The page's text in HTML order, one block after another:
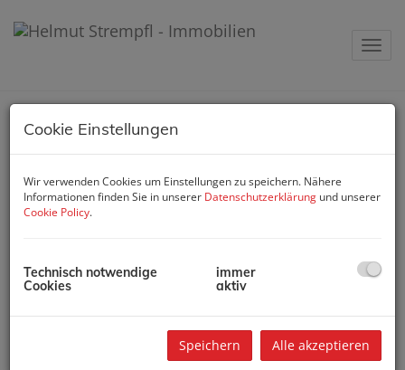
LEISTUNGSSPEKTRUM
Objektive Bewertung/Schätzgutachten
Persönliche Beratung
SICHERHEITEN
Exakte Kaufunterlagen
Rechtsanwalts- / Notarservice
Cookie Einstellungen
Wir verwenden Cookies um Einstellungen zu speichern. Nähere
Informationen finden Sie in unserer Datenschutzerklärung und unserer
Cookie Policy.
Technisch notwendige
Cookies
immer
aktiv
Speichern Alle akzeptieren